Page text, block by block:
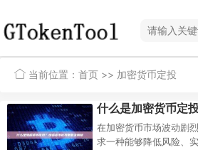
当前位置： 首页 >> 加密货币定投
在加密货币市场波动剧
求一种能够降低风险、